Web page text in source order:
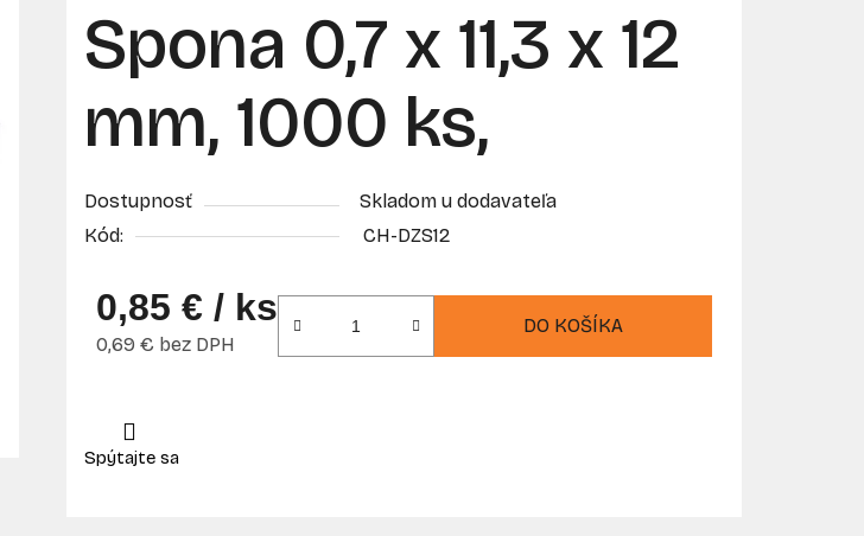
Spona 0,7 x 11,3 x 12
mm, 1000 ks,
Dostupnosť
Skladom u dodavateľa
Kód:
CH-DZS12
0,85 € / ks
0,69 € bez DPH
DO KOŠÍKA